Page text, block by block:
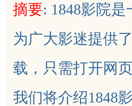
uz
摘要: 1848影院
为广大影迷提供
载，只需打开网
我们将介绍1848
应用